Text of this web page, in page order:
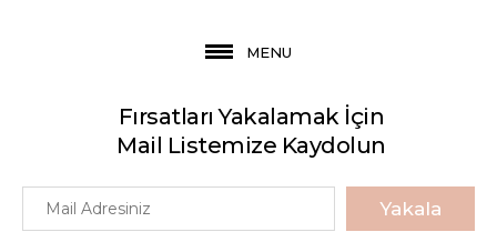
MENU
Fırsatları Yakalamak İçin
Mail Listemize Kaydolun
Yakala